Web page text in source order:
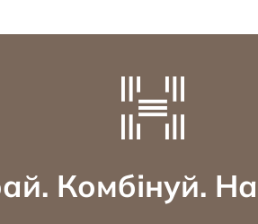
Комбінуй.